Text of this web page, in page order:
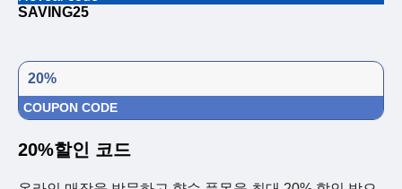
SAVING25
20%
COUPON CODE
20%할인 코드